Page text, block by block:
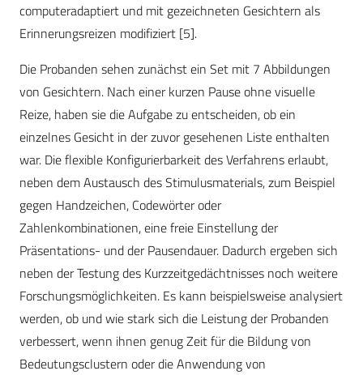
computeradaptiert und mit gezeichneten Gesichtern als
Erinnerungsreizen modifiziert [5].
Die Probanden sehen zunächst ein Set mit 7 Abbildungen
von Gesichtern. Nach einer kurzen Pause ohne visuelle
Reize, haben sie die Aufgabe zu entscheiden, ob ein
einzelnes Gesicht in der zuvor gesehenen Liste enthalten
war. Die flexible Konfigurierbarkeit des Verfahrens erlaubt,
neben dem Austausch des Stimulusmaterials, zum Beispiel
gegen Handzeichen, Codewörter oder
Zahlenkombinationen, eine freie Einstellung der
Präsentations- und der Pausendauer. Dadurch ergeben sich
neben der Testung des Kurzzeitgedächtnisses noch weitere
Forschungsmöglichkeiten. Es kann beispielsweise analysiert
werden, ob und wie stark sich die Leistung der Probanden
verbessert, wenn ihnen genug Zeit für die Bildung von
Bedeutungsclustern oder die Anwendung von